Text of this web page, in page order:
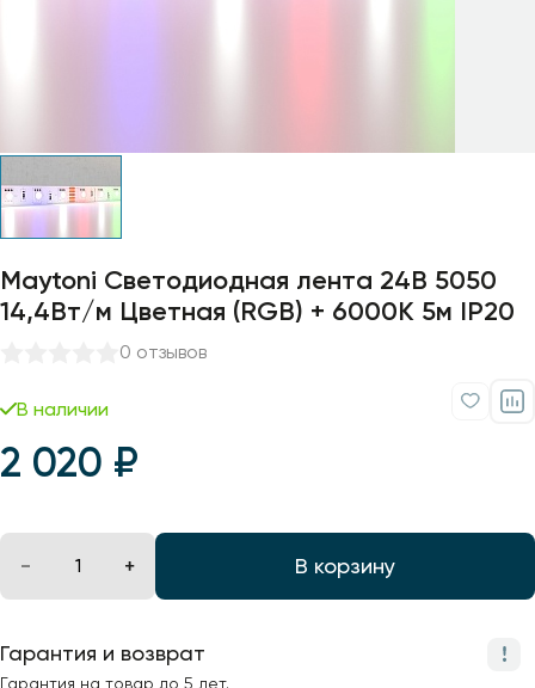
Maytoni Светодиодная лента 24В 5050
14,4Вт/м Цветная (RGB) + 6000K 5м IP20
0 отзывов
В наличии
2 020 ₽
В корзину
Гарантия и возврат
Гарантия на товар до 5 лет.